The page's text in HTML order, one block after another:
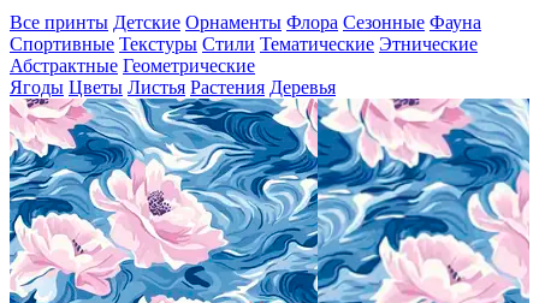
Все принты Детские Орнаменты Флора Сезонные Фауна
Спортивные Текстуры Стили Тематические Этнические
Абстрактные Геометрические
Ягоды Цветы Листья Растения Деревья